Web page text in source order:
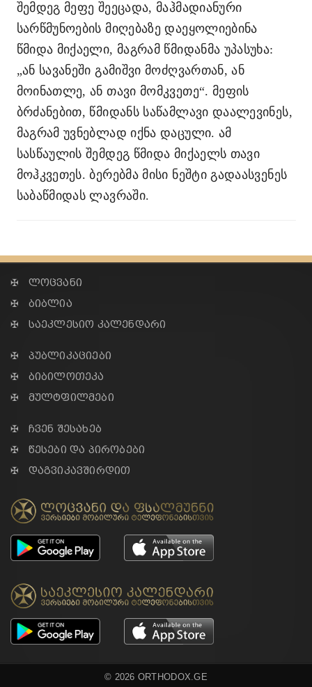
შემდეგ მეფე შეეცადა, მაჰმადიანური
სარწმუნოების მიღებაზე დაეყოლიებინა
წმიდა მიქაელი, მაგრამ წმიდანმა უპასუხა:
„ან სავანეში გამიშვი მოძღვართან, ან
მოინათლე, ან თავი მომკვეთე“. მეფის
ბრძანებით, წმიდანს საწამლავი დაალევინეს,
მაგრამ უვნებლად იქნა დაცული. ამ
სასწაულის შემდეგ წმიდა მიქაელს თავი
მოჰკვეთეს. ბერებმა მისი ნეშტი გადაასვენეს
საბაწმიდას ლავრაში.
✠ ლოცვანი
✠ ბიბლია
✠ საეკლესიო კალენდარი
✠ პუბლიკაციები
✠ ბიბილოთეკა
✠ მულტფილმები
✠ ჩვენ შესახებ
✠ წესები და პირობები
✠ დაგვიკავშირდით
© 2026 ORTHODOX.GE